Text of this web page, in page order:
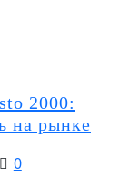
2000:
на рынке
0